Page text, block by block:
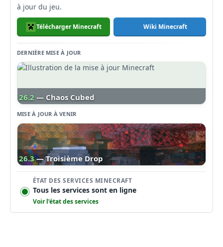
à jour du jeu.
Télécharger Minecraft Wiki Minecraft
DERNIÈRE MISE À JOUR
26.2 — Chaos Cubed
MISE À JOUR À VENIR
26.3 — Troisième Drop
ÉTAT DES SERVICES MINECRAFT
Tous les services sont en ligne
Voir l’état des services